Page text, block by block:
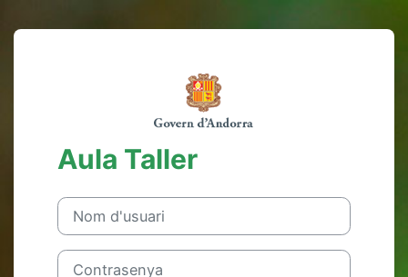
Inicia la sessió
Aula Taller
Nom d'usuari
Contrasenya